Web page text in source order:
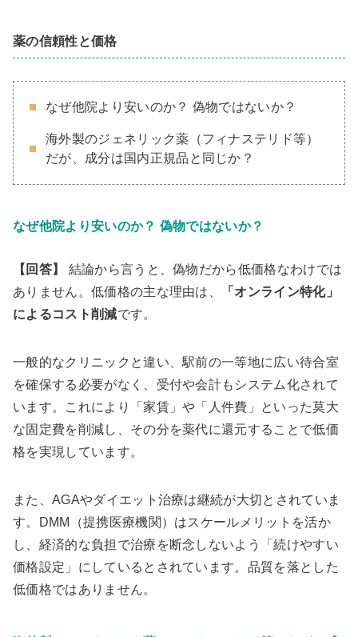
薬の信頼性と価格
なぜ他院より安いのか？ 偽物ではないか？
海外製のジェネリック薬（フィナステリド等）
だが、成分は国内正規品と同じか？
なぜ他院より安いのか？ 偽物ではないか？
【回答】
結論から言うと、偽物だから低価格なわけでは
ありません。低価格の主な理由は、
「オンライン特化」
によるコスト削減です。
一般的なクリニックと違い、駅前の一等地に広い待合室
を確保する必要がなく、受付や会計もシステム化されて
います。これにより「家賃」や「人件費」といった莫大
な固定費を削減し、その分を薬代に還元することで低価
格を実現しています。
また、AGAやダイエット治療は継続が大切とされていま
す。DMM（提携医療機関）はスケールメリットを活か
し、経済的な負担で治療を断念しないよう「続けやすい
価格設定」にしているとされています。品質を落とした
低価格ではありません。